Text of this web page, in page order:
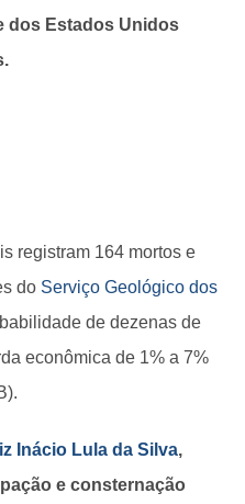
dos Estados Unidos
registram 164 mortos e
do Serviço Geológico dos
de dezenas de
econômica de 1% a 7%
Inácio Lula da Silva,
e consternação